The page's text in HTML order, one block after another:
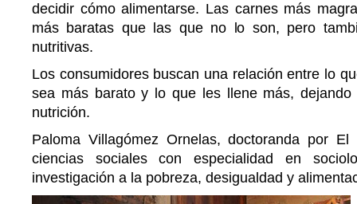
decidir cómo alimentarse. Las carnes más
más baratas que las que no lo son, pero
nutritivas.
Los consumidores buscan una relación entre lo
sea más barato y lo que les llene más,
nutrición.
Paloma Villagómez Ornelas, doctoranda por
ciencias sociales con especialidad en
investigación a la pobreza, desigualdad y